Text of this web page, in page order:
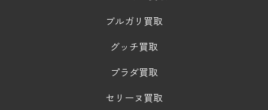
ブルガリ買取
グッチ買取
プラダ買取
セリーヌ買取